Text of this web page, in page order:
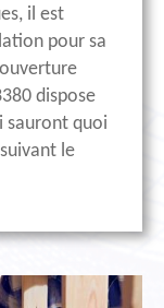
il est
pour sa
dispose
sauront quoi
le